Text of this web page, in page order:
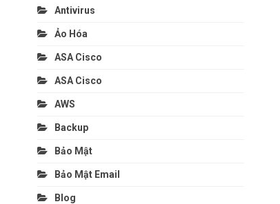
Antivirus
Ảo Hóa
ASA Cisco
ASA Cisco
AWS
Backup
Bảo Mật
Bảo Mật Email
Blog